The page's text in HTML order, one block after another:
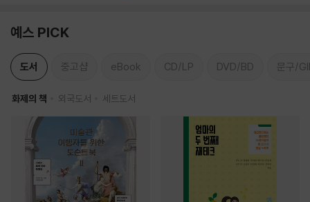
예스 PICK
도서 중고샵 eBook CD/LP DVD/BD 문구/
화제의 책 외국도서 세트도서